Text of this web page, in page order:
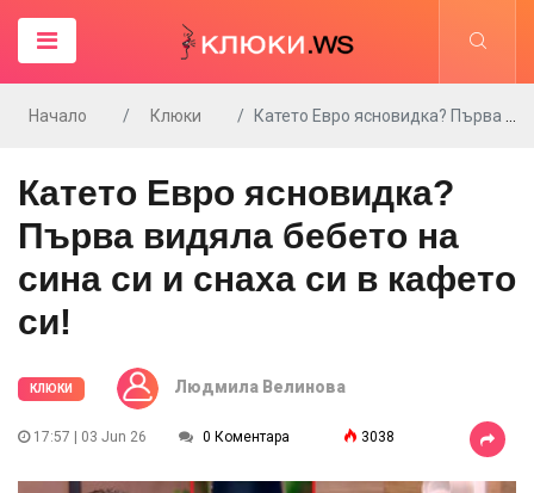
Начало Клюки Катето Евро ясновидка? Първа видяла бебето на сина си и снаха си в кафето си!
Катето Евро ясновидка?
Първа видяла бебето на
сина си и снаха си в кафето
си!
КЛЮКИ Людмила Велинова
17:57 | 03 Jun 26 0 Коментара 3038